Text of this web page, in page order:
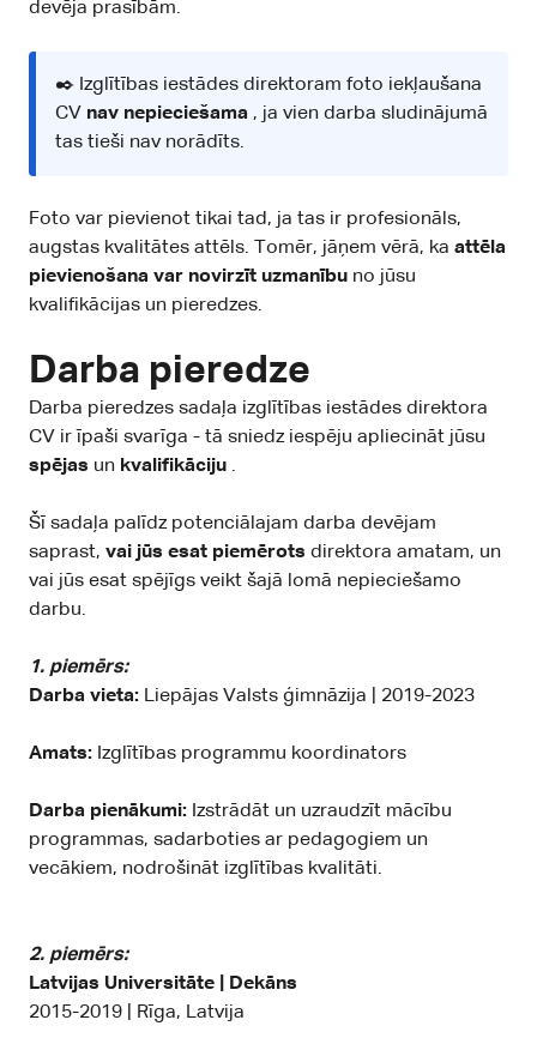
devēja prasībām.
✒️ Izglītības iestādes direktoram foto iekļaušana
CV nav nepieciešama , ja vien darba sludinājumā
tas tieši nav norādīts.
Foto var pievienot tikai tad, ja tas ir profesionāls,
augstas kvalitātes attēls. Tomēr, jāņem vērā, ka attēla
pievienošana var novirzīt uzmanību no jūsu
kvalifikācijas un pieredzes.
Darba pieredze
Darba pieredzes sadaļa izglītības iestādes direktora
CV ir īpaši svarīga - tā sniedz iespēju apliecināt jūsu
spējas un kvalifikāciju .
Šī sadaļa palīdz potenciālajam darba devējam
saprast, vai jūs esat piemērots direktora amatam, un
vai jūs esat spējīgs veikt šajā lomā nepieciešamo
darbu.
1. piemērs:
Darba vieta: Liepājas Valsts ģimnāzija | 2019-2023
Amats: Izglītības programmu koordinators
Darba pienākumi: Izstrādāt un uzraudzīt mācību
programmas, sadarboties ar pedagogiem un
vecākiem, nodrošināt izglītības kvalitāti.
2. piemērs:
Latvijas Universitāte | Dekāns
2015-2019 | Rīga, Latvija